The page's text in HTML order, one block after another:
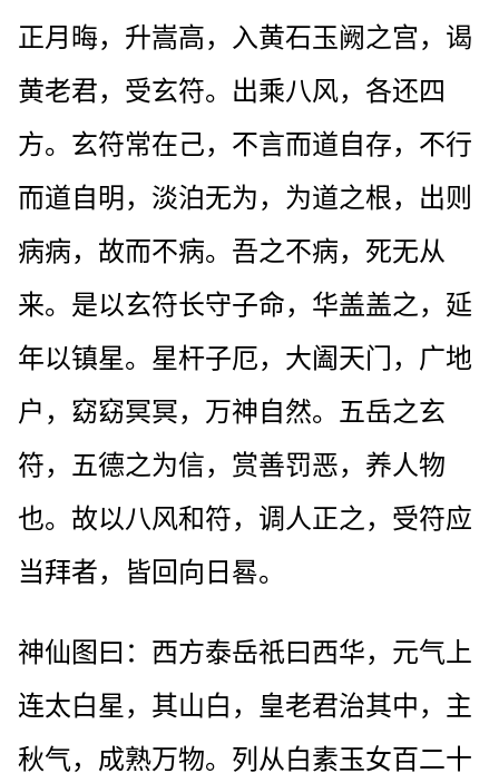
正月晦，升嵩高，入黄石玉阙之宫，谒
黄老君，受玄符。出乘八风，各还四
方。玄符常在己，不言而道自存，不行
而道自明，淡泊无为，为道之根，出则
病病，故而不病。吾之不病，死无从
来。是以玄符长守子命，华盖盖之，延
年以镇星。星杆子厄，大阖天门，广地
户，窈窈冥冥，万神自然。五岳之玄
符，五德之为信，赏善罚恶，养人物
也。故以八风和符，调人正之，受符应
当拜者，皆回向日晷。
神仙图曰：西方泰岳祇曰西华，元气上
连太白星，其山白，皇老君治其中，主
秋气，成熟万物。列从白素玉女百二十